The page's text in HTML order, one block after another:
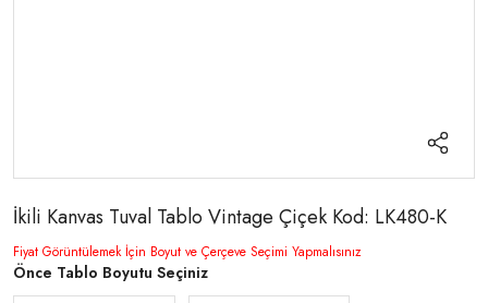
İkili Kanvas Tuval Tablo Vintage Çiçek Kod: LK480-K
Fiyat Görüntülemek İçin Boyut ve Çerçeve Seçimi Yapmalısınız
Önce Tablo Boyutu Seçiniz